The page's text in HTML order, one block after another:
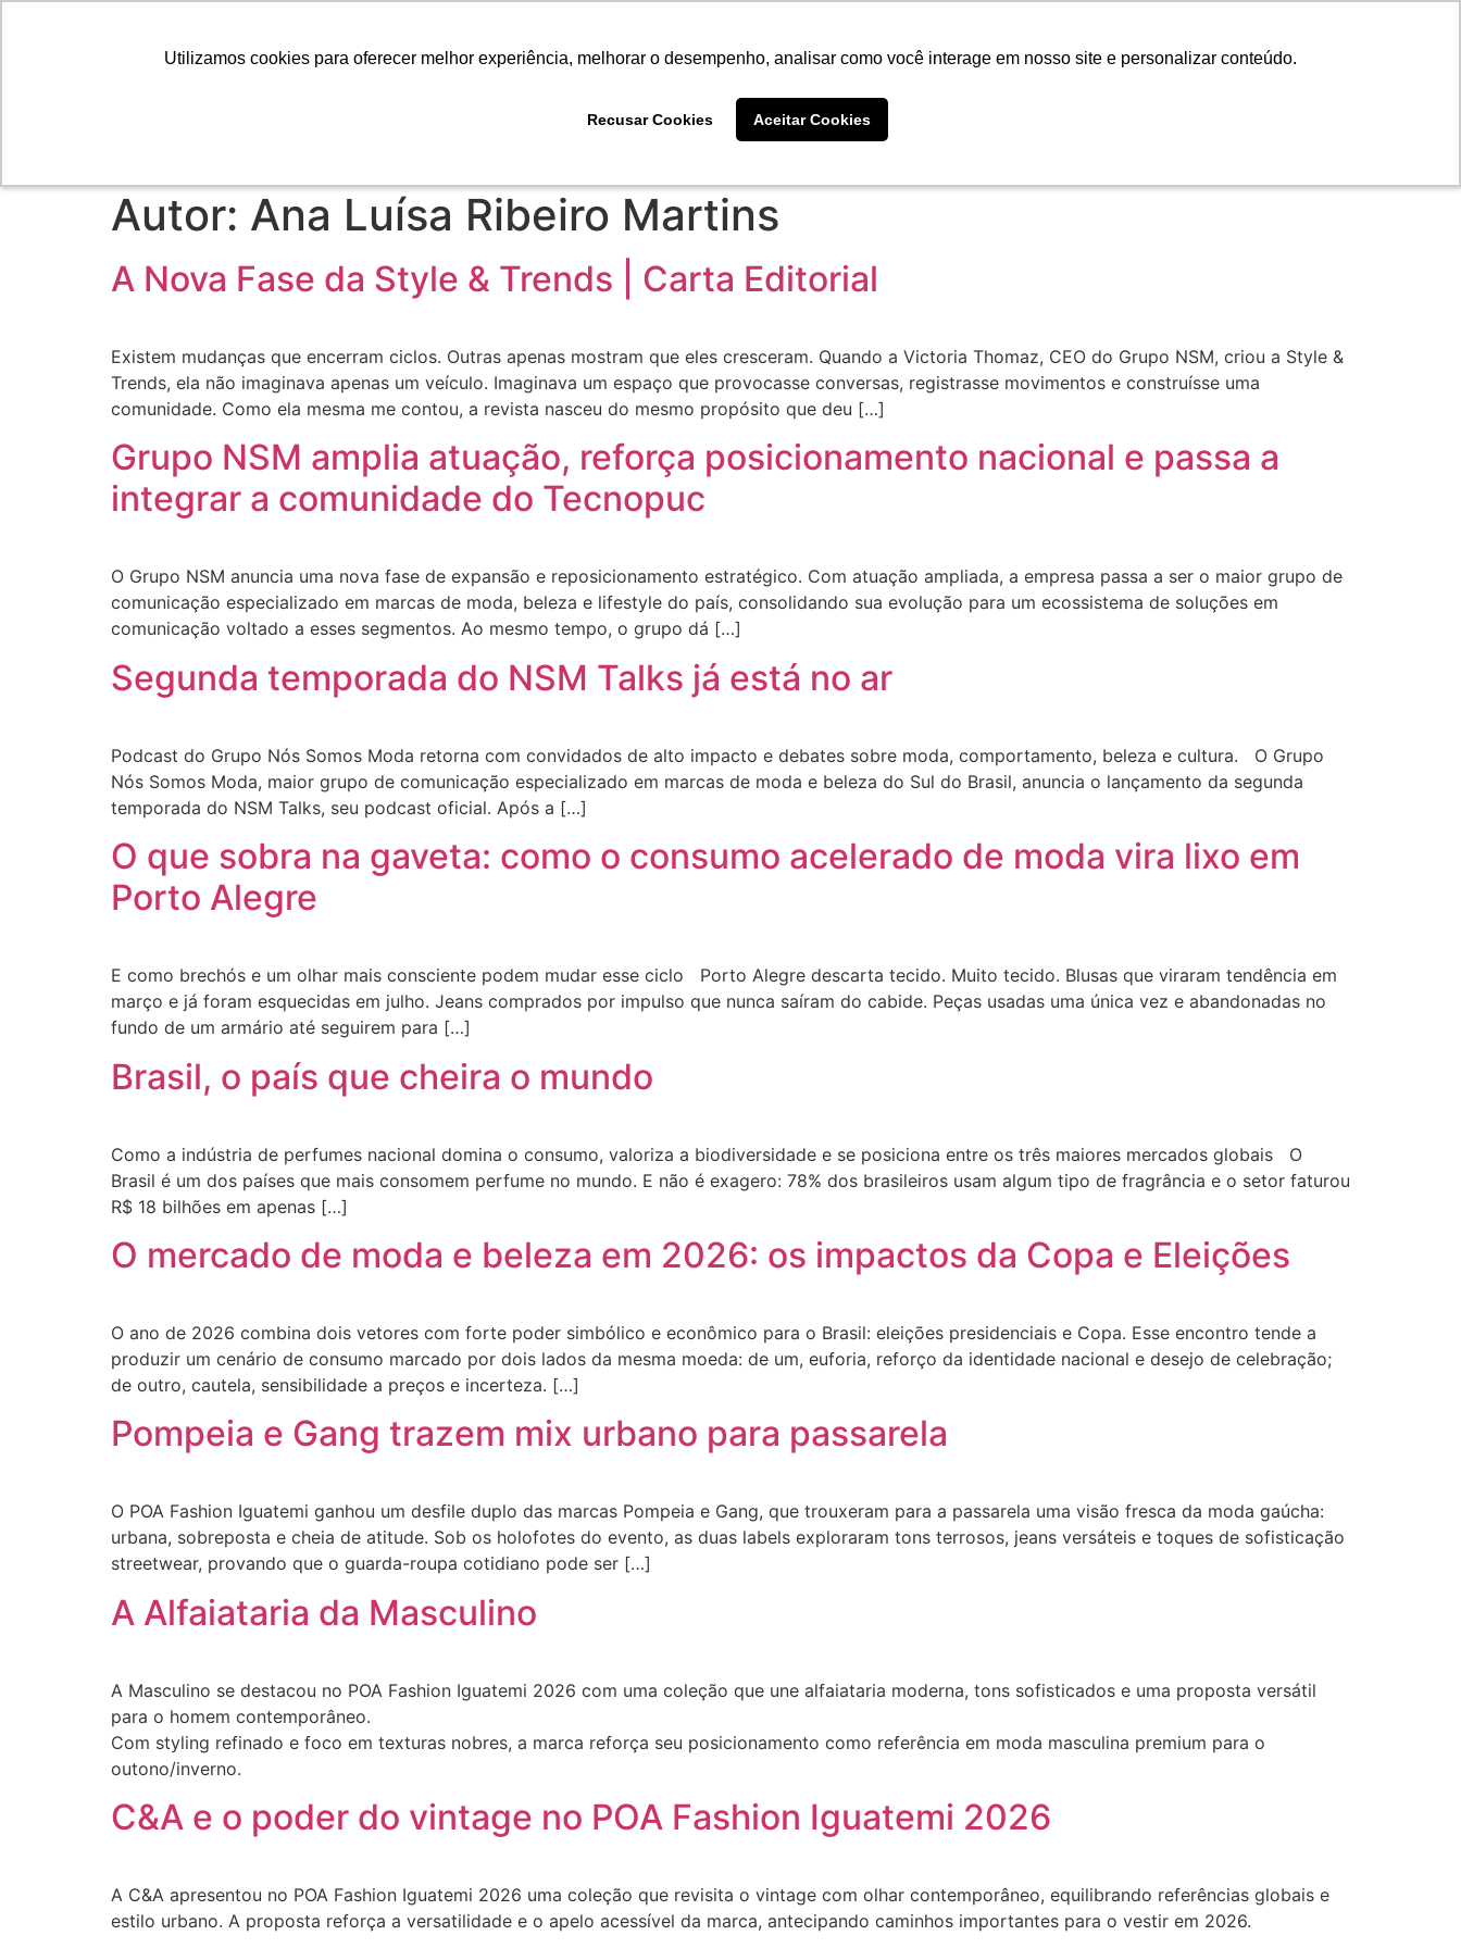
Utilizamos cookies para oferecer melhor experiência, melhorar o desempenho, analisar como você interage em nosso site e personalizar conteúdo.
Recusar Cookies Aceitar Cookies
Utilizamos cookies para oferecer melhor experiência, melhorar o desempenho, analisar como você interage em nosso site e personalizar conteúdo.
Recusar Cookies
Aceitar Cookies
CULTURA
Autor: Ana Luísa Ribeiro Martins
A Nova Fase da Style & Trends | Carta Editorial
Existem mudanças que encerram ciclos. Outras apenas mostram que eles cresceram. Quando a Victoria Thomaz, CEO do Grupo NSM, criou a Style &
Trends, ela não imaginava apenas um veículo. Imaginava um espaço que provocasse conversas, registrasse movimentos e construísse uma
comunidade. Como ela mesma me contou, a revista nasceu do mesmo propósito que deu […]
Grupo NSM amplia atuação, reforça posicionamento nacional e passa a
integrar a comunidade do Tecnopuc
O Grupo NSM anuncia uma nova fase de expansão e reposicionamento estratégico. Com atuação ampliada, a empresa passa a ser o maior grupo de
comunicação especializado em marcas de moda, beleza e lifestyle do país, consolidando sua evolução para um ecossistema de soluções em
comunicação voltado a esses segmentos. Ao mesmo tempo, o grupo dá […]
Segunda temporada do NSM Talks já está no ar
Podcast do Grupo Nós Somos Moda retorna com convidados de alto impacto e debates sobre moda, comportamento, beleza e cultura. O Grupo
Nós Somos Moda, maior grupo de comunicação especializado em marcas de moda e beleza do Sul do Brasil, anuncia o lançamento da segunda
temporada do NSM Talks, seu podcast oficial. Após a […]
O que sobra na gaveta: como o consumo acelerado de moda vira lixo em
Porto Alegre
E como brechós e um olhar mais consciente podem mudar esse ciclo Porto Alegre descarta tecido. Muito tecido. Blusas que viraram tendência em
março e já foram esquecidas em julho. Jeans comprados por impulso que nunca saíram do cabide. Peças usadas uma única vez e abandonadas no
fundo de um armário até seguirem para […]
Brasil, o país que cheira o mundo
Como a indústria de perfumes nacional domina o consumo, valoriza a biodiversidade e se posiciona entre os três maiores mercados globais O
Brasil é um dos países que mais consomem perfume no mundo. E não é exagero: 78% dos brasileiros usam algum tipo de fragrância e o setor faturou
R$ 18 bilhões em apenas […]
O mercado de moda e beleza em 2026: os impactos da Copa e Eleições
O ano de 2026 combina dois vetores com forte poder simbólico e econômico para o Brasil: eleições presidenciais e Copa. Esse encontro tende a
produzir um cenário de consumo marcado por dois lados da mesma moeda: de um, euforia, reforço da identidade nacional e desejo de celebração;
de outro, cautela, sensibilidade a preços e incerteza. […]
Pompeia e Gang trazem mix urbano para passarela
O POA Fashion Iguatemi ganhou um desfile duplo das marcas Pompeia e Gang, que trouxeram para a passarela uma visão fresca da moda gaúcha:
urbana, sobreposta e cheia de atitude. Sob os holofotes do evento, as duas labels exploraram tons terrosos, jeans versáteis e toques de sofisticação
streetwear, provando que o guarda-roupa cotidiano pode ser […]
A Alfaiataria da Masculino
A Masculino se destacou no POA Fashion Iguatemi 2026 com uma coleção que une alfaiataria moderna, tons sofisticados e uma proposta versátil
para o homem contemporâneo.
Com styling refinado e foco em texturas nobres, a marca reforça seu posicionamento como referência em moda masculina premium para o
outono/inverno.
C&A e o poder do vintage no POA Fashion Iguatemi 2026
A C&A apresentou no POA Fashion Iguatemi 2026 uma coleção que revisita o vintage com olhar contemporâneo, equilibrando referências globais e
estilo urbano. A proposta reforça a versatilidade e o apelo acessível da marca, antecipando caminhos importantes para o vestir em 2026.